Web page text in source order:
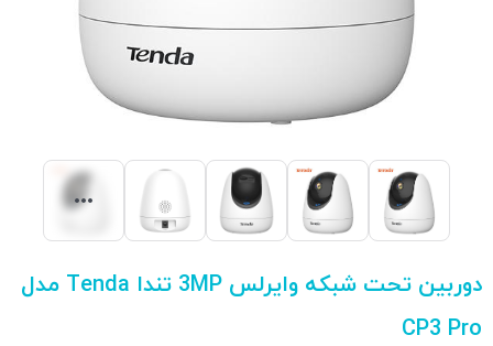
دوربین تحت شبکه وایرلس 3MP تندا Tenda مدل
CP3 Pro